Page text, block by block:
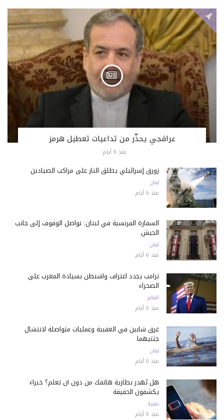
عراقجي يحذّر من تداعيات تعطيل هرمز
منذ 6 أيام
زورق إسرائيلي يطلق النار على مراكب الصيادين
لبنان
منذ 6 أيام
السفارة الفرنسية في لبنان: نواصل الوقوف إلى جانب
الجيش
لبنان
منذ 6 أيام
ترامب يجدد اعتراف واشنطن بسيادة المغرب على
الصحراء
العالم
منذ 6 أيام
غرق شابين في العقيبة وعمليات متواصلة لانتشال
جثتيهما
لبنان
منذ 6 أيام
هل تُهدر بطارية هاتفك من دون أن تعلم؟ خبراء
يكشفون الحقيقة
تقنية
منذ 6 أيام